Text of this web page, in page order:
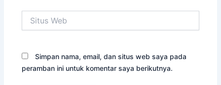
Web
Simpan nama, email, dan situs web saya pada
peramban ini untuk komentar saya berikutnya.